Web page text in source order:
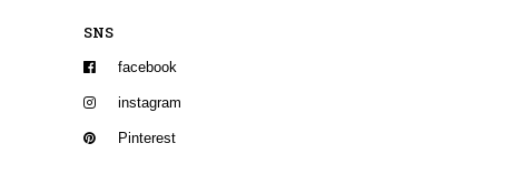
SNS
facebook
instagram
Pinterest